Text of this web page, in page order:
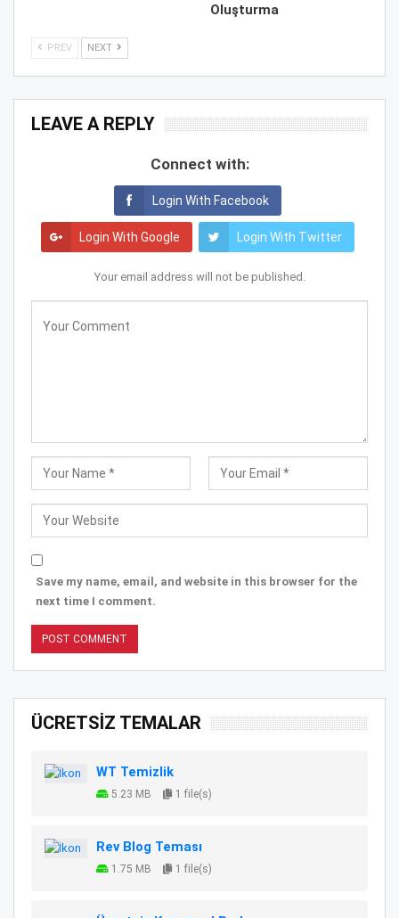
Oluşturma
PREV NEXT
LEAVE A REPLY
Connect with:
Login With Facebook
Login With Google Login With Twitter
Your email address will not be published.
Save my name, email, and website in this browser for the
next time I comment.
ÜCRETSİZ TEMALAR
WT Temizlik
5.23 MB 1 file(s)
Rev Blog Teması
1.75 MB 1 file(s)